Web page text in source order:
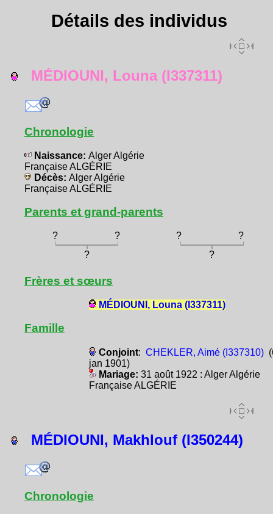
Détails des individus
MÉDIOUNI, Louna (I337311)
Chronologie
Naissance: Alger Algérie
Française ALGÉRIE
Décès: Alger Algérie
Française ALGÉRIE
Parents et grand-parents
? ? ?
?
?
?
Frères et sœurs
MÉDIOUNI, Louna (I337311)
Famille
Conjoint: CHEKLER, Aimé (I337310)
jan 1901)
Mariage: 31 août 1922 : Alger Algérie
Française ALGÉRIE
MÉDIOUNI, Makhlouf (I350244)
Chronologie